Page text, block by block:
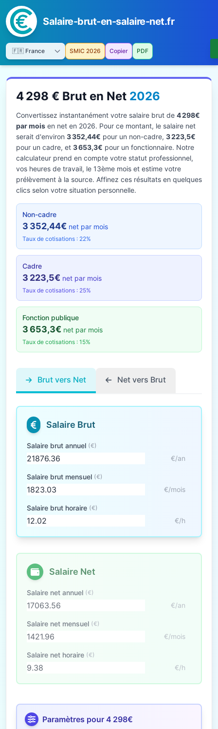
Salaire-brut-en-salaire-net.fr
SMIC 2026 Copier PDF
4 298 € Brut en Net 2026
Convertissez instantanément votre salaire brut de 4 298€
par mois en net en 2026. Pour ce montant, le salaire net
serait d'environ 3 352,44€ pour un non-cadre, 3 223,5€
pour un cadre, et 3 653,3€ pour un fonctionnaire. Notre
calculateur prend en compte votre statut professionnel,
vos heures de travail, le 13ème mois et estime votre
prélèvement à la source. Affinez ces résultats en quelques
clics selon votre situation personnelle.
Non-cadre
3 352,44€ net par mois
Taux de cotisations : 22%
Cadre
3 223,5€ net par mois
Taux de cotisations : 25%
Fonction publique
3 653,3€ net par mois
Taux de cotisations : 15%
Brut vers Net Net vers Brut
Salaire Brut
Salaire brut annuel (€)
€/an
Salaire brut mensuel (€)
€/mois
Salaire brut horaire (€)
€/h
Salaire Net
Salaire net annuel (€)
€/an
Salaire net mensuel (€)
€/mois
Salaire net horaire (€)
€/h
Paramètres pour 4 298€